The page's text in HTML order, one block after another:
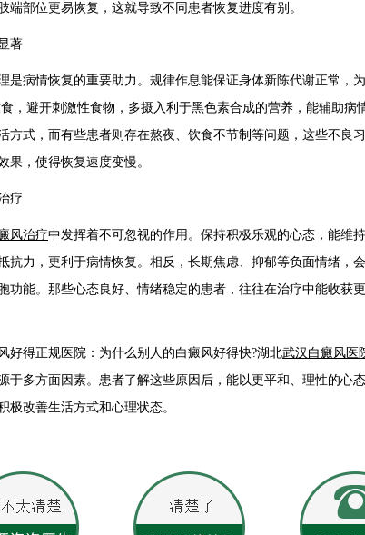
端部位更易恢复，这就导致不同患者恢复进度有别。
著
病情恢复的重要助力。规律作息能保证身体新陈代谢正常，
，避开刺激性食物，多摄入利于黑色素合成的营养，能辅助病
方式，而有些患者则存在熬夜、饮食不节制等问题，这些不良
果，使得恢复速度变慢。
疗
风治疗中发挥着不可忽视的作用。保持积极乐观的心态，能维
抗力，更利于病情恢复。相反，长期焦虑、抑郁等负面情绪，
功能。那些心态良好、情绪稳定的患者，往往在治疗中能收获
得正规医院：为什么别人的白癜风好得快?湖北武汉白癜风医
于多方面因素。患者了解这些原因后，能以更平和、理性的心
极改善生活方式和心理状态。